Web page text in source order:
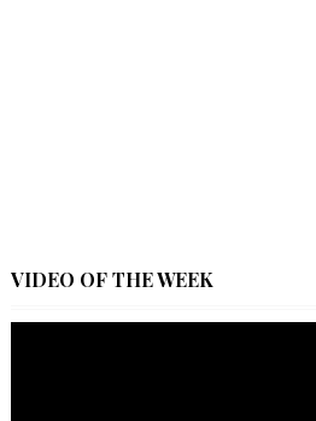
VIDEO OF THE WEEK